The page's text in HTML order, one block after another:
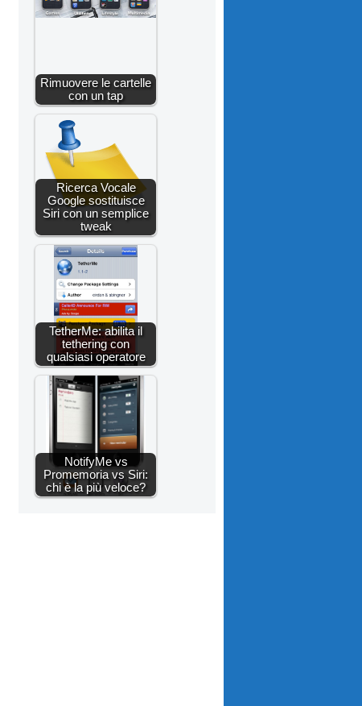
Rimuovere le cartelle
con un tap
Ricerca Vocale
Google sostituisce
Siri con un semplice
tweak
TetherMe: abilita il
tethering con
qualsiasi operatore
NotifyMe vs
Promemoria vs Siri:
chi è la più veloce?